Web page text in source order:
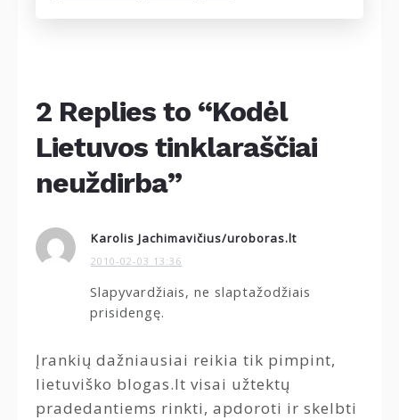
2 Replies to “Kodėl
Lietuvos tinklaraščiai
neuždirba”
Karolis Jachimavičius/uroboras.lt
2010-02-03 13:36
Slapyvardžiais, ne slaptažodžiais
prisidengę.
Įrankių dažniausiai reikia tik pimpint,
lietuviško blogas.lt visai užtektų
pradedantiems rinkti, apdoroti ir skelbti